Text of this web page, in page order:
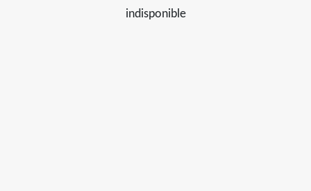
indisponible